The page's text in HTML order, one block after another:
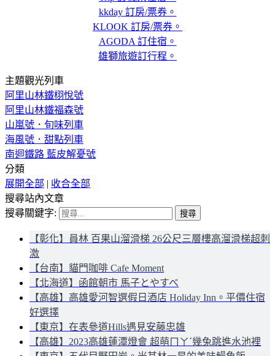
kkday 訂房/票券。
KLOOK 訂房/票券。
AGODA 訂住宿。
雄獅旅遊訂行程。
主題觀光列車
阿里山林鐵栩悅號
阿里山林鐵福森號
山嵐號．旬味列車
海風號．甜點列車
南迴鐵路 藍皮解憂號
分類
展開全部 | 收合全部
搜尋站內文章
搜尋關鍵字:
【彰化】員林 百果山溜滑梯 26公尺三層樓高溜滑梯超刺
激
【台南】貓門咖啡 Cafe Moment
【北海道】函館朝市 馬子とやすべ
【高雄】高雄愛河智選假日酒店 Holiday Inn。平價住宿
好選擇
【東京】在表參道Hills遇見安藤忠雄
【高雄】2023高雄蓮潭燈會 超萌ㄇㄚˊ幾兔跳進水池裡